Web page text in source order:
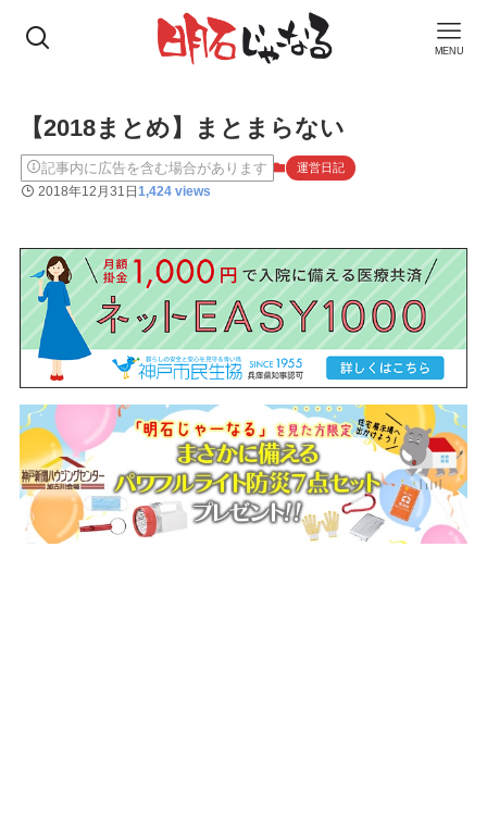
MENU
【2018まとめ】まとまらない
記事内に広告を含む場合があります 運営日記
2018年12月31日1,424 views